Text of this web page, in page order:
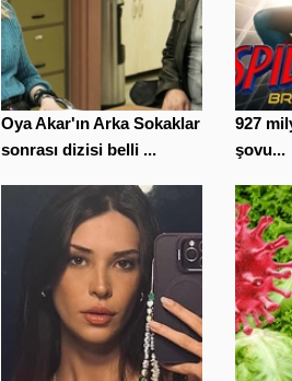
Oya Akar'ın Arka Sokaklar
sonrası dizisi belli ...
927
şovu...